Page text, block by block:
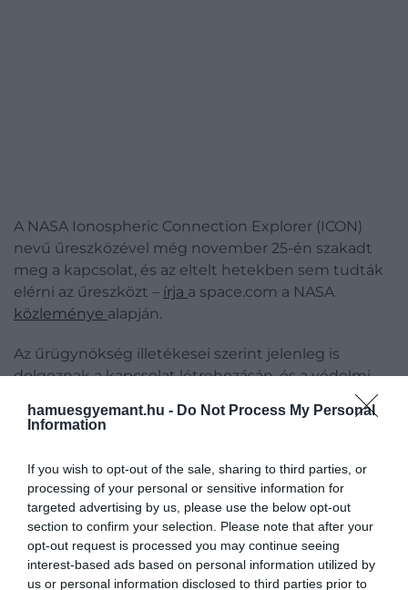
hamuesgyemant.hu - Do Not Process My Personal
Information
If you wish to opt-out of the sale, sharing to third parties, or
processing of your personal or sensitive information for
targeted advertising by us, please use the below opt-out
section to confirm your selection. Please note that after your
opt-out request is processed you may continue seeing
interest-based ads based on personal information utilized by
us or personal information disclosed to third parties prior to
A NASA Ionospheric Connection Explorer (ICON)
nevű űreszközével még november 25-én szakadt
meg a kapcsolat, és az eltelt hetekben sem tudták
elérni az űreszközt – írja a space.com a NASA
közleménye alapján.
Az űrügynökség illetékesei szerint jelenleg is
dolgoznak a kapcsolat létrehozásán, és a védelmi
együttműködve a műholdhoz tartozó csapat
sértetlen
Az ICON hardvere tartalmaz egy „parancsvesztési
időzítőt", amelyet arra terveztek, hogy újraindítsa az
űreszközt, ha nyolc napig nem lép kapcsolatba a
földi irányítókkal. Az űreszköz azonban a december